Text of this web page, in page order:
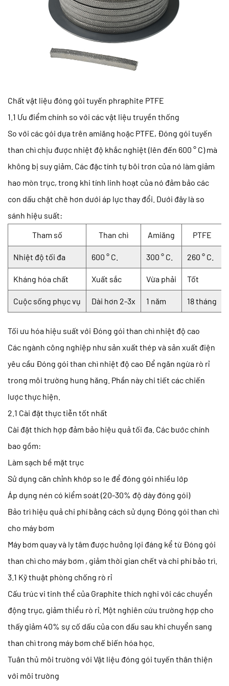
Chất vật liệu đóng gói tuyến phraphite PTFE
1.1 Ưu điểm chính so với các vật liệu truyền thống
So với các gói dựa trên amiăng hoặc PTFE, Đóng gói tuyến
than chì chịu được nhiệt độ khắc nghiệt (lên đến 600 ° C) mà
không bị suy giảm. Các đặc tính tự bôi trơn của nó làm giảm
hao mòn trục, trong khi tính linh hoạt của nó đảm bảo các
con dấu chặt chẽ hơn dưới áp lực thay đổi. Dưới đây là so
sánh hiệu suất:
Tham số
Than chì Amiăng PTFE
Nhiệt độ tối đa 600 ° C. 300 ° C. 260 ° C.
Kháng hóa chất Xuất sắc Vừa phải Tốt
Cuộc sống phục vụ Dài hơn 2-3x 1 năm 18 tháng
Tối ưu hóa hiệu suất với Đóng gói than chì nhiệt độ cao
Các ngành công nghiệp như sản xuất thép và sản xuất điện
yêu cầu Đóng gói than chì nhiệt độ cao Để ngăn ngừa rò rỉ
trong môi trường hung hăng. Phần này chi tiết các chiến
lược thực hiện.
2.1 Cài đặt thực tiễn tốt nhất
Cài đặt thích hợp đảm bảo hiệu quả tối đa. Các bước chính
bao gồm:
Làm sạch bề mặt trục
Sử dụng căn chỉnh khớp so le để đóng gói nhiều lớp
Áp dụng nén có kiểm soát (20-30% độ dày đóng gói)
Bảo trì hiệu quả chi phí bằng cách sử dụng Đóng gói than chì
cho máy bơm
Máy bơm quay và ly tâm được hưởng lợi đáng kể từ Đóng gói
than chì cho máy bơm , giảm thời gian chết và chi phí bảo trì.
3.1 Kỹ thuật phòng chống rò rỉ
Cấu trúc vi tinh thể của Graphite thích nghi với các chuyển
động trục, giảm thiểu rò rỉ. Một nghiên cứu trường hợp cho
thấy giảm 40% sự cố dấu của con dấu sau khi chuyển sang
than chì trong máy bơm chế biến hóa học.
Tuân thủ môi trường với Vật liệu đóng gói tuyến thân thiện
với môi trường